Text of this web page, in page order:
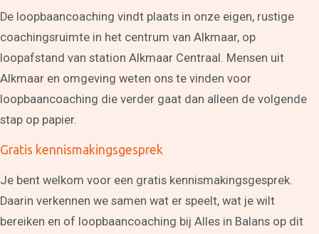
relatie
en omgeving
Assertiviteit of
Stress te lijf
Communicatie
Communicatieadvies op
maat
mensbenadering
Wie ben jij echt?
Emoties en gevoelens
De loopbaancoaching vindt plaats in onze eigen, rustige
coachingsruimte in het centrum van Alkmaar, op
loopafstand van station Alkmaar Centraal. Mensen uit
Alkmaar en omgeving weten ons te vinden voor
loopbaancoaching die verder gaat dan alleen de volgende
stap op papier.
Gratis kennismakingsgesprek
Je bent welkom voor een gratis kennismakingsgesprek.
Daarin verkennen we samen wat er speelt, wat je wilt
bereiken en of loopbaancoaching bij Alles in Balans op dit